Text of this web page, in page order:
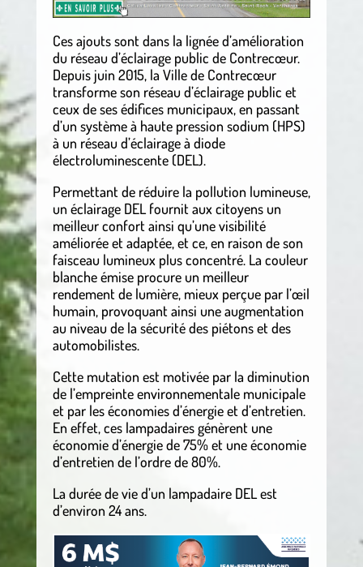
Ces ajouts sont dans la lignée d’amélioration
du réseau d’éclairage public de Contrecœur.
Depuis juin 2015, la Ville de Contrecœur
transforme son réseau d’éclairage public et
ceux de ses édifices municipaux, en passant
d’un système à haute pression sodium (HPS)
à un réseau d’éclairage à diode
électroluminescente (DEL).
Permettant de réduire la pollution lumineuse,
un éclairage DEL fournit aux citoyens un
meilleur confort ainsi qu’une visibilité
améliorée et adaptée, et ce, en raison de son
faisceau lumineux plus concentré. La couleur
blanche émise procure un meilleur
rendement de lumière, mieux perçue par l’œil
humain, provoquant ainsi une augmentation
au niveau de la sécurité des piétons et des
automobilistes.
Cette mutation est motivée par la diminution
de l’empreinte environnementale municipale
et par les économies d’énergie et d’entretien.
En effet, ces lampadaires génèrent une
économie d’énergie de 75% et une économie
d’entretien de l’ordre de 80%.
La durée de vie d’un lampadaire DEL est
d’environ 24 ans.